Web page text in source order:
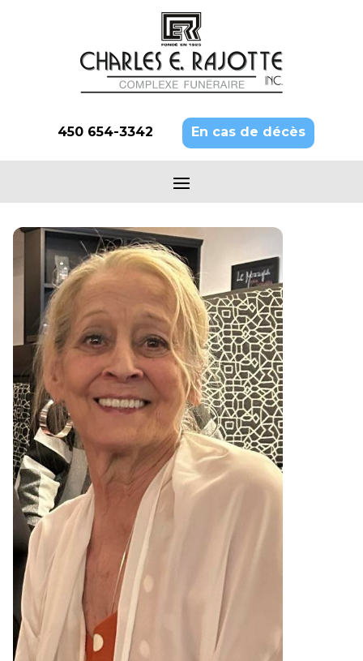
450 654-3342 En cas de décès